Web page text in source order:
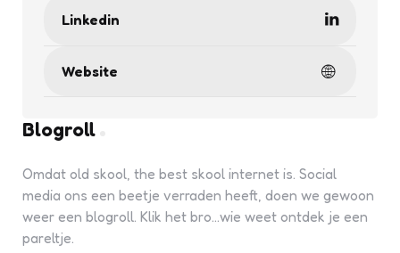
Linkedin
Website
Blogroll
Omdat old skool, the best skool internet is. Social
media ons een beetje verraden heeft, doen we gewoon
weer een blogroll. Klik het bro...wie weet ontdek je een
pareltje.